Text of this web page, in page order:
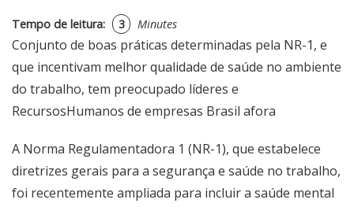
Tempo de leitura: 3 Minutes
Conjunto de boas práticas determinadas pela NR-1, e
que incentivam melhor qualidade de saúde no ambiente
do trabalho, tem preocupado líderes e
RecursosHumanos de empresas Brasil afora
A Norma Regulamentadora 1 (NR-1), que estabelece
diretrizes gerais para a segurança e saúde no trabalho,
foi recentemente ampliada para incluir a saúde mental